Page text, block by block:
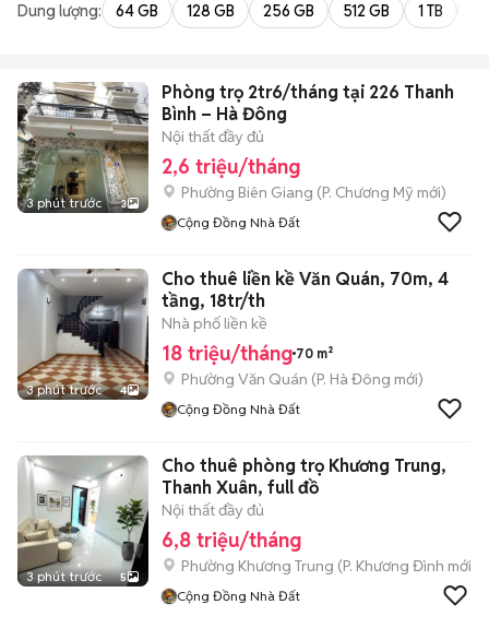
Dung lượng: 64 GB 128 GB 256 GB 512 GB 1 TB
3 phút trước 3
Phòng trọ 2tr6/tháng tại 226 Thanh
Bình – Hà Đông
Nội thất đầy đủ
2,6 triệu/tháng
Phường Biên Giang (P. Chương Mỹ mới)
Cộng Đồng Nhà Đất
3 phút trước 4
Cho thuê liền kề Văn Quán, 70m, 4
tầng, 18tr/th
Nhà phố liền kề
18 triệu/tháng 70 m²
Phường Văn Quán (P. Hà Đông mới)
Cộng Đồng Nhà Đất
3 phút trước 5
Cho thuê phòng trọ Khương Trung,
Thanh Xuân, full đồ
Nội thất đầy đủ
6,8 triệu/tháng
Phường Khương Trung (P. Khương Đình mới)
Cộng Đồng Nhà Đất